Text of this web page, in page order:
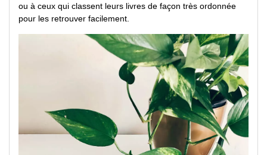
ou à ceux qui classent leurs livres de façon très ordonnée
pour les retrouver facilement.